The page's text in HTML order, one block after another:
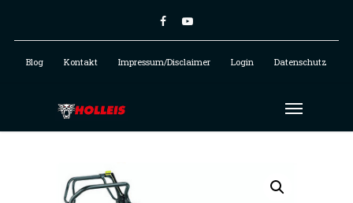
Blog Kontakt Impressum/Disclaimer Login Datenschutz